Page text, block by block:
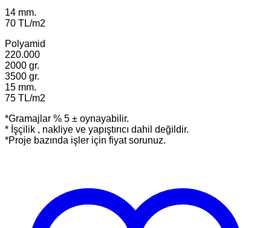
14 mm.
70 TL/m2
Polyamid
220.000
2000 gr.
3500 gr.
15 mm.
75 TL/m2
*Gramajlar % 5 ± oynayabilir.
* İşçilik , nakliye ve yapıştırıcı dahil değildir.
*Proje bazında işler için fiyat sorunuz.